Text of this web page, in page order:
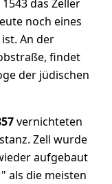
das Zeller
noch eines
An der
findet
der jüdischen
vernichteten
Zell wurde
aufgebaut
als die meisten